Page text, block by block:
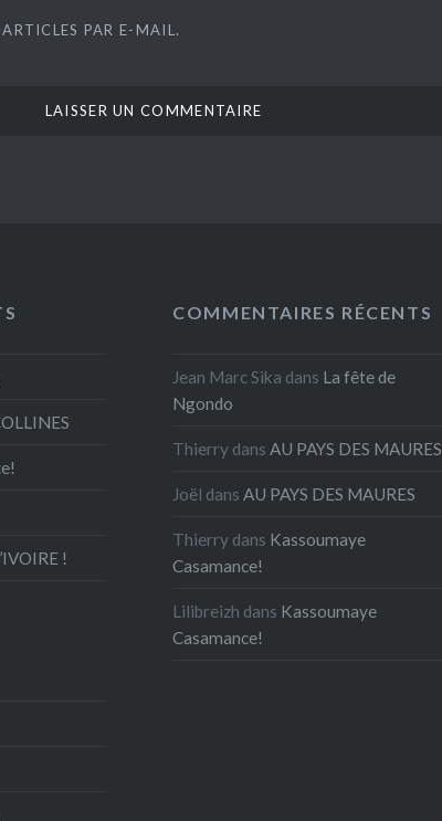
PAR E-MAIL.
!
COMMENTAIRES RÉCENTS
Jean Marc Sika dans La fête de
Ngondo
Thierry dansAU PAYS DES MAURES
Joël dansAU PAYS DES MAURES
Thierry dans Kassoumaye
Casamance!
Lilibreizh dans Kassoumaye
Casamance!